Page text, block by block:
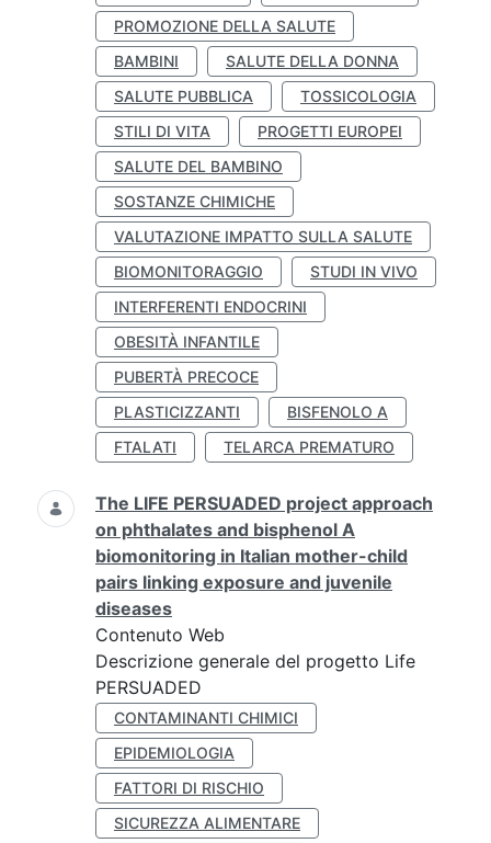
PROMOZIONE DELLA SALUTE
BAMBINI
SALUTE DELLA DONNA
SALUTE PUBBLICA
TOSSICOLOGIA
STILI DI VITA
PROGETTI EUROPEI
SALUTE DEL BAMBINO
SOSTANZE CHIMICHE
VALUTAZIONE IMPATTO SULLA SALUTE
BIOMONITORAGGIO
STUDI IN VIVO
INTERFERENTI ENDOCRINI
OBESITÀ INFANTILE
PUBERTÀ PRECOCE
PLASTICIZZANTI
BISFENOLO A
FTALATI
TELARCA PREMATURO
The LIFE PERSUADED project approach
on phthalates and bisphenol A
biomonitoring in Italian mother-child
pairs linking exposure and juvenile
diseases
Contenuto Web
Descrizione generale del progetto Life
PERSUADED
CONTAMINANTI CHIMICI
EPIDEMIOLOGIA
FATTORI DI RISCHIO
SICUREZZA ALIMENTARE